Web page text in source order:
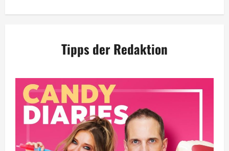
Tipps der Redaktion